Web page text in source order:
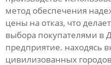
метод обеспечения
цены на отказ, что
выбора покупателями в
предприятие. находясь
цивилизованных